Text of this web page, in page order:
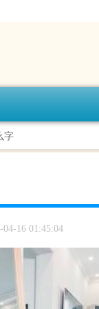
字
04-16 01:45:04